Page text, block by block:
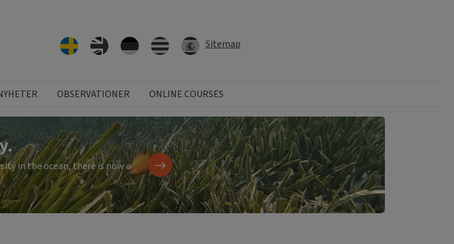
Sitemap
OBSERVATIONER ONLINE COURSES
in the ocean, there is now a